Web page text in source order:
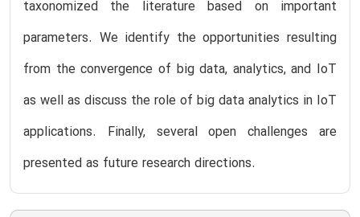
taxonomized the literature based on important
parameters. We identify the opportunities resulting
from the convergence of big data, analytics, and IoT
as well as discuss the role of big data analytics in IoT
applications. Finally, several open challenges are
presented as future research directions.